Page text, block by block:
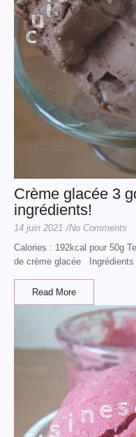
Crème glacée 3
ingrédients!
14 juin 2021 /No Comments
Calories : 192kcal pour 50g
de crème glacée Ingrédients
Read More